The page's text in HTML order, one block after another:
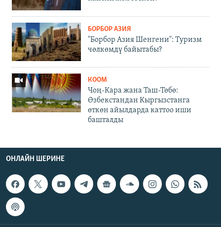
БОРБОР АЗИЯ
"Борбор Азия Шенгени": Туризм
чөлкөмдү байытабы?
КООМ
Чоң-Кара жана Таш-Төбө:
Өзбекстандан Кыргызстанга
өткөн айылдарда каттоо иши
башталды
ОНЛАЙН ШЕРИНЕ